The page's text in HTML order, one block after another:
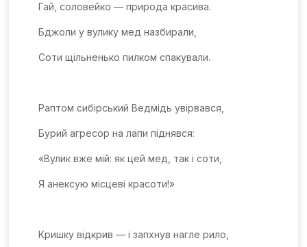
Гай, соловейко — природа красива.
Бджоли у вулику мед назбирали,
Соти щільненько пилком спакували.
Раптом сибірський Ведмідь увірвався,
Бурий агресор на лапи піднявся:
«Вулик вже мій: як цей мед, так і соти,
Я анексую місцеві красоти!»
Кришку відкрив — і запхнув нагле рило,